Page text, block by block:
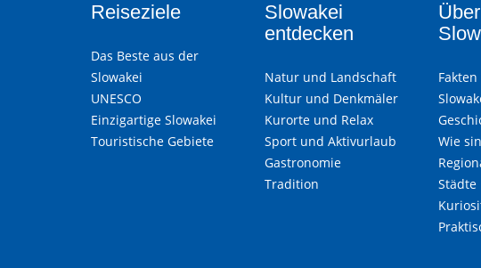
Reiseziele
Das Beste aus der
Slowakei
UNESCO
Einzigartige Slowakei
Touristische Gebiete
Slowakei
entdecken
Natur und Landschaft
Kultur und Denkmäler
Kurorte und Relax
Sport und Aktivurlaub
Gastronomie
Tradition
Wie
Städte